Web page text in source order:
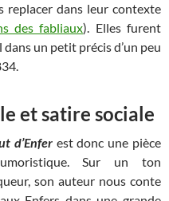
replacer dans leur contexte
des fabliaux). Elles furent
un petit précis d’un peu
et satire sociale
d’Enferest donc une pièce
Sur un ton
son auteur nous conte